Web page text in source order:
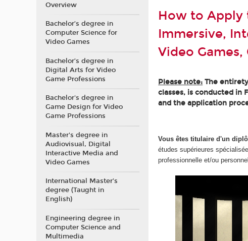
How to Apply
Immersive,
Video
Please note: The
classes, is conducted in
and the application
Vous êtes titulaire d'un
études supérieures
professionnelle et/ou
Overview
Bachelor’s degree in
Computer Science for
Video Games
Bachelor’s degree in
Digital Arts for Video
Game Professions
Bachelor's degree in
Game Design for Video
Game Professions
Master's degree in
Audiovisual, Digital
Interactive Media and
Video Games
International Master’s
degree (Taught in
English)
Engineering degree in
Computer Science and
Multimedia